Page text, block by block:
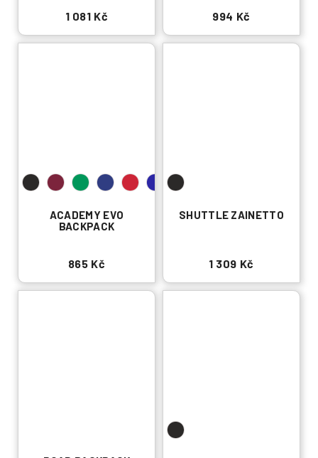
1 081 Kč 994 Kč
ACADEMY EVO
BACKPACK
865 Kč
SHUTTLE ZAINETTO
1 309 Kč